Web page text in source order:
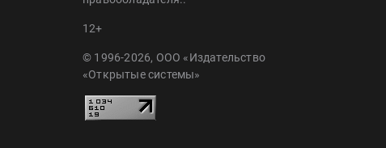
12+
© 1996-2026, ООО «Издательство
«Открытые системы»